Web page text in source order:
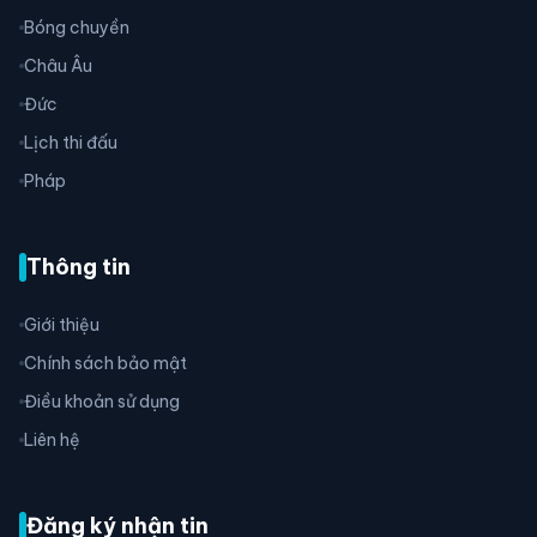
Bóng chuyền
Châu Âu
Đức
Lịch thi đấu
Pháp
Thông tin
Giới thiệu
Chính sách bảo mật
Điều khoản sử dụng
Liên hệ
Đăng ký nhận tin